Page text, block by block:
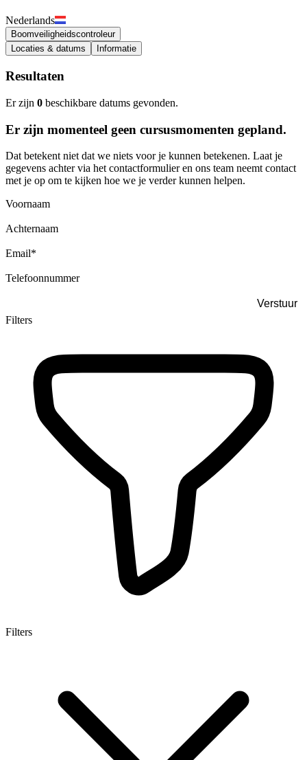
Nederlands
Boomveiligheidscontroleur
Locaties & datums
Informatie
Resultaten
Er zijn 0 beschikbare datums gevonden.
Er zijn momenteel geen cursusmomenten gepland.
Dat betekent niet dat we niets voor je kunnen betekenen. Laat je
gegevens achter via het contactformulier en ons team neemt contact
met je op om te kijken hoe we je verder kunnen helpen.
Voornaam
Achternaam
Email*
Telefoonnummer
Filters
Filters